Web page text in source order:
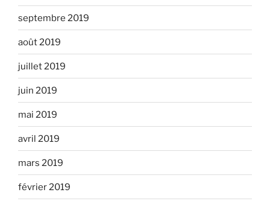
septembre 2019
août 2019
juillet 2019
juin 2019
mai 2019
avril 2019
mars 2019
février 2019